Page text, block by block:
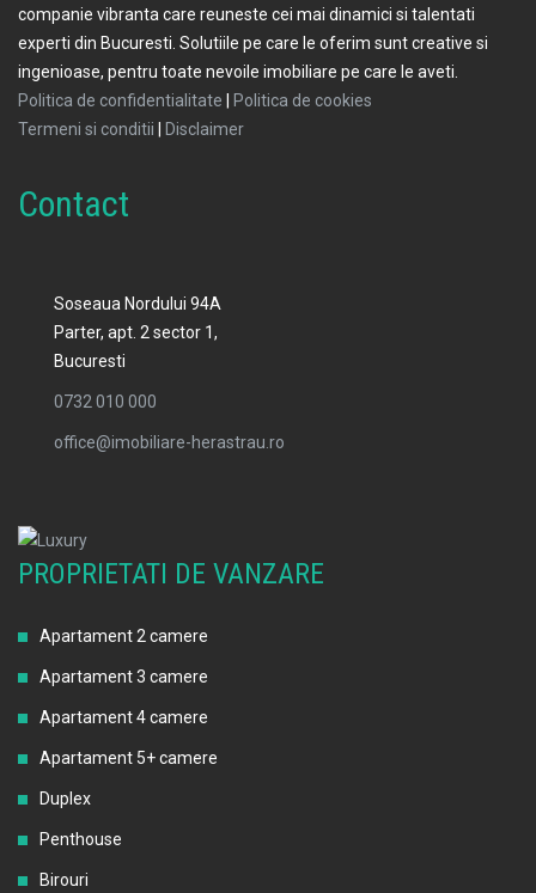
companie vibranta care reuneste cei mai dinamici si talentati
experti din Bucuresti. Solutiile pe care le oferim sunt creative si
ingenioase, pentru toate nevoile imobiliare pe care le aveti.
Politica de confidentialitate
Politica de cookies
Termeni si conditii
Disclaimer
Contact
Soseaua Nordului 94A
Parter, apt. 2 sector 1,
Bucuresti
0732 010 000
office@imobiliare-herastrau.ro
PROPRIETATI DE VANZARE
Apartament 2 camere
Apartament 3 camere
Apartament 4 camere
Apartament 5+ camere
Duplex
Penthouse
Birouri